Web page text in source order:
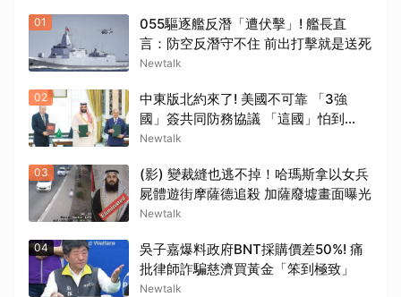
01
055驅逐艦反潛「遭伏擊」! 艦長直
言：防空反潛守不住 前出打擊就是送死
Newtalk
02
中東版北約來了! 美國不可靠 「3強
國」簽共同防務協議 「這國」怕到
了.....
Newtalk
03
(影) 變裁縫也逃不掉！哈瑪斯拿以女兵
屍體遊街摩薩德追殺 加薩廢墟畫面曝光
Newtalk
04
吳子嘉爆料政府BNT採購價差50%! 痛
批律師詐騙慈濟買黃金「笨到極致」
Newtalk